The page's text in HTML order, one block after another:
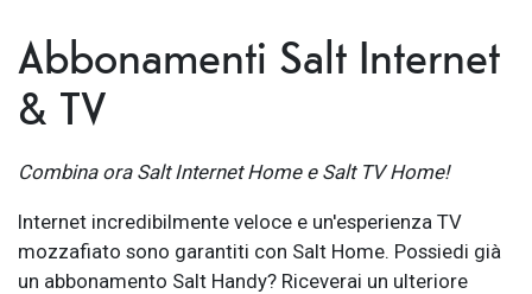
Abbonamenti Salt Internet
& TV
Combina ora Salt Internet Home e Salt TV Home!
Internet incredibilmente veloce e un'esperienza TV
mozzafiato sono garantiti con Salt Home. Possiedi già
un abbonamento Salt Handy? Riceverai un ulteriore